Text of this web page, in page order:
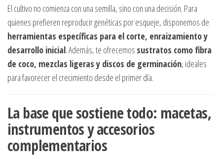
El cultivo no comienza con una semilla, sino con una decisión. Para
quienes prefieren reproducir genéticas por esqueje, disponemos de
herramientas específicas para el corte, enraizamiento y
desarrollo inicial. Además, te ofrecemos sustratos como fibra
de coco, mezclas ligeras y discos de germinación, ideales
para favorecer el crecimiento desde el primer día.
La base que sostiene todo: macetas,
instrumentos y accesorios
complementarios